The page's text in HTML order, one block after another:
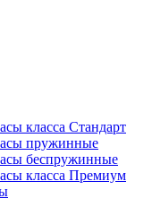
класса Стандарт
пружинные
беспружинные
класса Премиум